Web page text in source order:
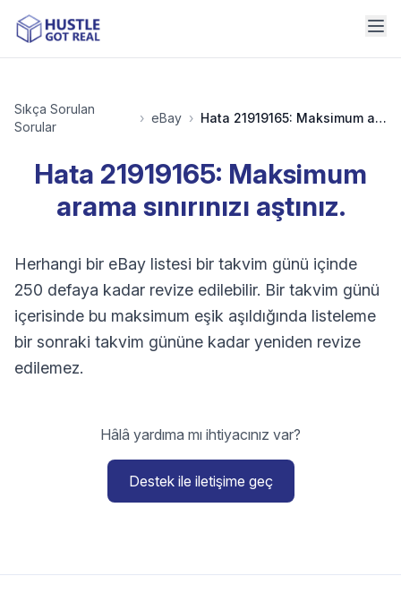
Sıkça Sorulan
Sorular
› eBay › Hata 21919165: Maksimum arama sınırınızı aştınız.
Hata 21919165: Maksimum
arama sınırınızı aştınız.
Herhangi bir eBay listesi bir takvim günü içinde
250 defaya kadar revize edilebilir. Bir takvim günü
içerisinde bu maksimum eşik aşıldığında listeleme
bir sonraki takvim gününe kadar yeniden revize
edilemez.
Hâlâ yardıma mı ihtiyacınız var?
Destek ile iletişime geç